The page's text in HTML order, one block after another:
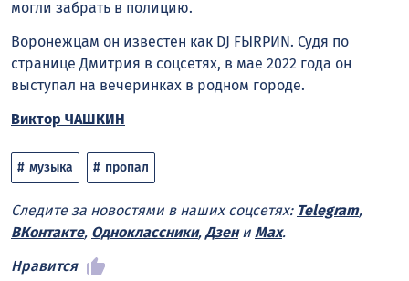
могли забрать в полицию.
Воронежцам он известен как DJ FЫRРИN. Судя по
странице Дмитрия в соцсетях, в мае 2022 года он
выступал на вечеринках в родном городе.
Виктор ЧАШКИН
музыка пропал
Следите за новостями в наших соцсетях: Telegram,
ВКонтакте, Одноклассники, Дзени Max.
Нравится